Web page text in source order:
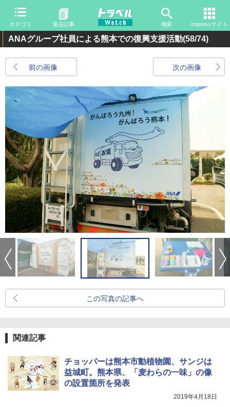
カテゴリ 過去記事 検索 Impressサイト
ANAグループ社員による熊本での復興支援活動(58/74)
前の画像 次の画像
この写真の記事へ
関連記事
チョッパーは熊本市動植物園、サンジは
益城町。熊本県、「麦わらの一味」の像
の設置箇所を発表
2019年4月18日